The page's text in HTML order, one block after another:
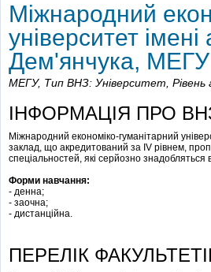
Міжнародний
університет
Дем'янчука, МЕГУ
МЕГУ, Тип ВНЗ: Університет, Рівень
ІНФОРМАЦІЯ ПРО
Міжнародний економіко-гуманітарний
заклад, що акредитований за IV рівнем,
спеціальностей, які серйозно
Форми навчання:
- денна;
- заочна;
- дистанційна.
ПЕРЕЛІК